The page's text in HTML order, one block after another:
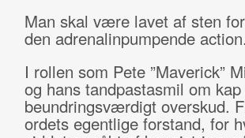
Man skal være lavet af sten
den adrenalinpumpende action.
I rollen som Pete ”Maverick”
og hans tandpastasmil om
beundringsværdigt overskud.
ordets egentlige forstand, for